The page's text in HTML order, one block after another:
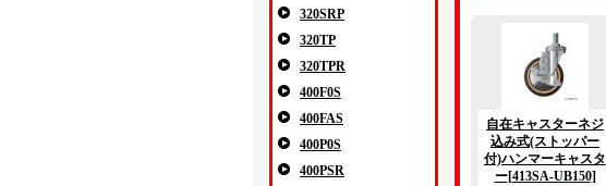
320SRP
320TP
320TPR
400F0S
400FAS
400P0S
400PSR
自在キャスターネジ
込み式(ストッパー
付)ハンマーキャスタ
ー[413SA-UB150]